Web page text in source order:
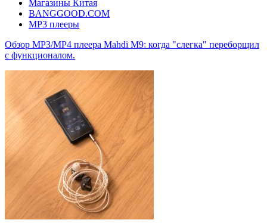
Магазины Китая
BANGGOOD.COM
MP3 плееры
Обзор MP3/MP4 плеера Mahdi M9: когда "слегка" переборщил
с функционалом.